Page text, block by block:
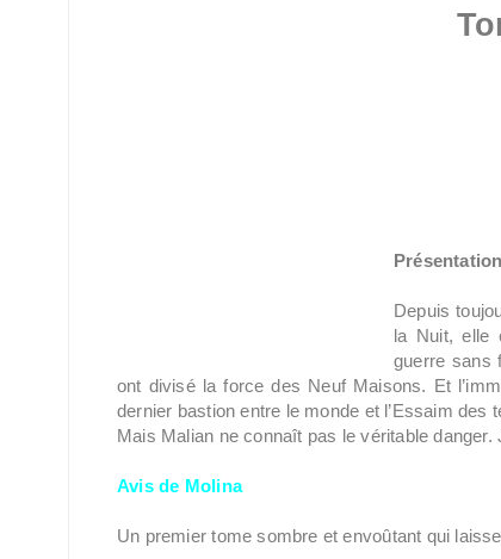
Depuis
la Nuit, elle
guerre sans
ont divisé la force des Neuf Maisons. Et
dernier bastion entre le monde et l’Essaim des
Mais Malian ne connaît pas le véritable danger.
Avis de Molina
Un premier tome sombre et envoûtant qui